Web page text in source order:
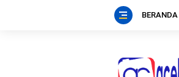
BERANDA